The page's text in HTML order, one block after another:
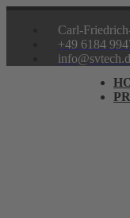
Carl-
+49 6184